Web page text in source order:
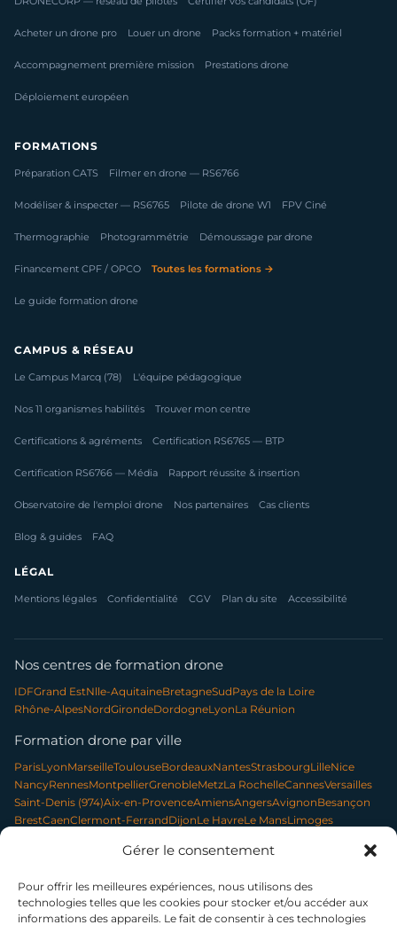
Gérer le consentement
Pour offrir les meilleures expériences, nous utilisons des
technologies telles que les cookies pour stocker et/ou accéder aux
informations des appareils. Le fait de consentir à ces technologies
Acheter un drone pro Louer un drone Packs formation + matériel
Accompagnement première mission Prestations drone
Déploiement européen
FORMATIONS
Préparation CATS Filmer en drone — RS6766
Modéliser & inspecter — RS6765 Pilote de drone W1 FPV Ciné
Thermographie Photogrammétrie Démoussage par drone
Financement CPF / OPCO Toutes les formations →
Le guide formation drone
CAMPUS & RÉSEAU
Le Campus Marcq (78) L'équipe pédagogique
Nos 11 organismes habilités Trouver mon centre
Certifications & agréments Certification RS6765 — BTP
Certification RS6766 — Média Rapport réussite & insertion
Observatoire de l'emploi drone Nos partenaires Cas clients
Blog & guides FAQ
LÉGAL
Mentions légales Confidentialité CGV Plan du site Accessibilité
Nos centres de formation drone
IDFGrand EstNlle-AquitaineBretagneSudPays de la Loire
Rhône-AlpesNordGirondeDordogneLyonLa Réunion
Formation drone par ville
ParisLyonMarseilleToulouseBordeauxNantesStrasbourgLilleNice
NancyRennesMontpellierGrenobleMetzLa RochelleCannesVersailles
Saint-Denis (974)Aix-en-ProvenceAmiensAngersAvignonBesançon
BrestCaenClermont-FerrandDijonLe HavreLe MansLimoges
Élevage & exploitation
Événementiel & tourisme Forêt & environnement